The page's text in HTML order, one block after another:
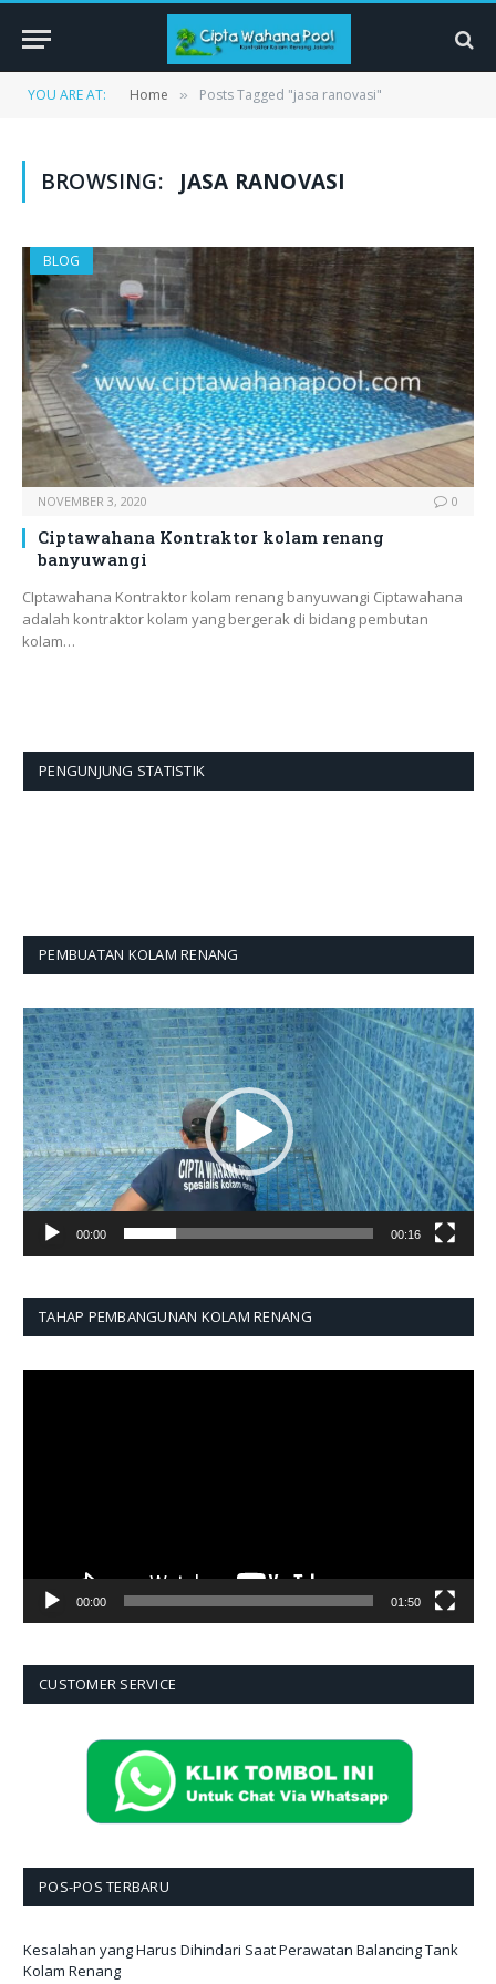
YOU ARE AT: Home » Posts Tagged "jasa ranovasi"
BROWSING: JASA RANOVASI
BLOG
NOVEMBER 3, 2020 0
Ciptawahana Kontraktor kolam renang
banyuwangi
CIptawahana Kontraktor kolam renang banyuwangi Ciptawahana
adalah kontraktor kolam yang bergerak di bidang pembutan
kolam…
PENGUNJUNG STATISTIK
PEMBUATAN KOLAM RENANG
Pemutar
Video
00:00 00:16
TAHAP PEMBANGUNAN KOLAM RENANG
00:00 01:50
CUSTOMER SERVICE
POS-POS TERBARU
Kesalahan yang Harus Dihindari Saat Perawatan Balancing Tank
Kolam Renang